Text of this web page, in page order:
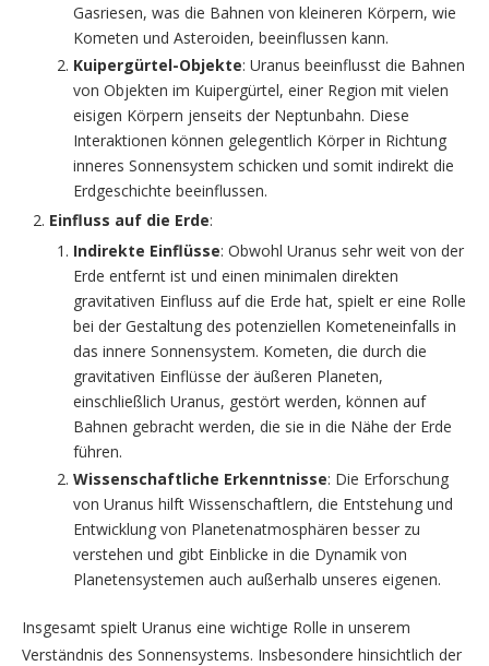
Gasriesen, was die Bahnen von kleineren Körpern, wie
Kometen und Asteroiden, beeinflussen kann.
Kuipergürtel-Objekte: Uranus beeinflusst die Bahnen
von Objekten im Kuipergürtel, einer Region mit vielen
eisigen Körpern jenseits der Neptunbahn. Diese
Interaktionen können gelegentlich Körper in Richtung
inneres Sonnensystem schicken und somit indirekt die
Erdgeschichte beeinflussen.
Einfluss auf die Erde:
Indirekte Einflüsse: Obwohl Uranus sehr weit von der
Erde entfernt ist und einen minimalen direkten
gravitativen Einfluss auf die Erde hat, spielt er eine Rolle
bei der Gestaltung des potenziellen Kometeneinfalls in
das innere Sonnensystem. Kometen, die durch die
gravitativen Einflüsse der äußeren Planeten,
einschließlich Uranus, gestört werden, können auf
Bahnen gebracht werden, die sie in die Nähe der Erde
führen.
Wissenschaftliche Erkenntnisse: Die Erforschung
von Uranus hilft Wissenschaftlern, die Entstehung und
Entwicklung von Planetenatmosphären besser zu
verstehen und gibt Einblicke in die Dynamik von
Planetensystemen auch außerhalb unseres eigenen.
Insgesamt spielt Uranus eine wichtige Rolle in unserem
Verständnis des Sonnensystems. Insbesondere hinsichtlich der